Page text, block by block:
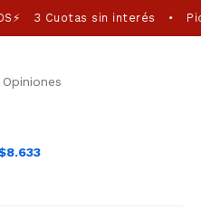
3 Cuotas sin interés •